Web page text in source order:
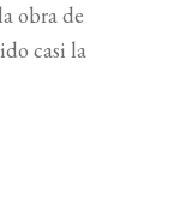
obra de
casi la